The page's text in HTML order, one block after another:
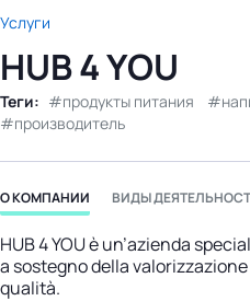
материалы
видео
события
бизнес-центр
Услуги
HUB 4 YOU
Теги: продукты питания
производитель
О КОМПАНИИ ВИДЫ
HUB 4 YOU è un’azienda
a sostegno della
qualità.